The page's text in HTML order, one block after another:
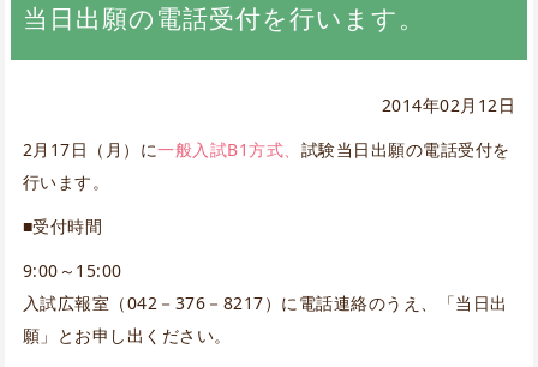
当日出願の電話受付を行います。
2014年02月12日
2月17日（月）に一般入試B1方式、 試験当日出願の電話受付を
行います。
■受付時間
9:00～15:00
入試広報室（042－376－8217）に電話連絡のうえ、「当日出
願」とお申し出ください。